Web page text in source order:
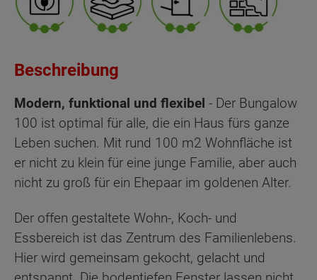
Beschreibung
Modern, funktional und flexibel - Der Bungalow
100 ist optimal für alle, die ein Haus fürs ganze
Leben suchen. Mit rund 100 m2 Wohnfläche ist
er nicht zu klein für eine junge Familie, aber auch
nicht zu groß für ein Ehepaar im goldenen Alter.
Der offen gestaltete Wohn-, Koch- und
Essbereich ist das Zentrum des Familienlebens.
Hier wird gemeinsam gekocht, gelacht und